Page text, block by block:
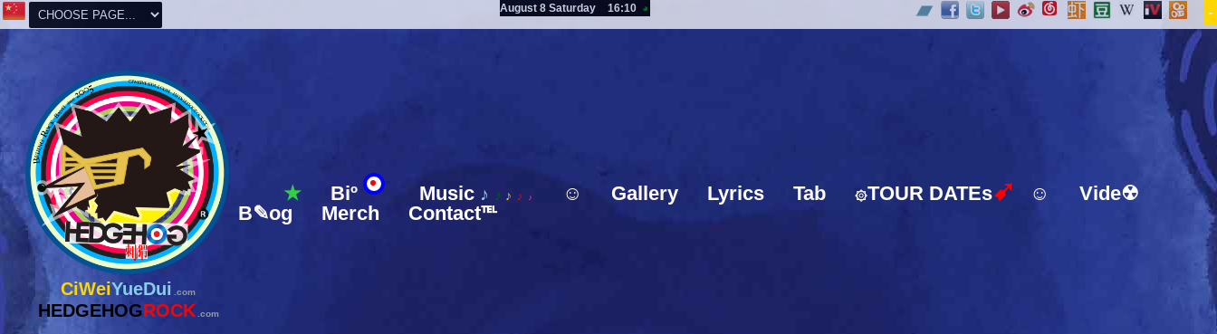
-
August 8 Saturday 16:10 ◕
CiWeiYueDui .com
HEDGEHOGROCK .com
★ Biº Music ♪ ♪ ♪ ♪ ♪ ☺ Gallery Lyrics Tab ۞TOUR DATEs➹ ☺
Vide☢
B✎og
Merch Contact℡